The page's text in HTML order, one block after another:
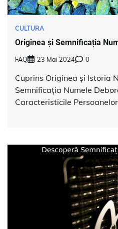
CULTURA
Originea și Semnificația
FAQ 23 Mai 2024 0
Cuprins Originea și Istoria
Semnificația Numele
Caracteristicile